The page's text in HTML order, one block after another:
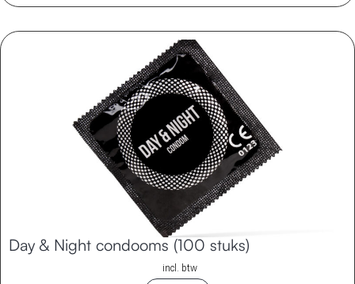
Day & Night condooms (100 stuks)
incl. btw